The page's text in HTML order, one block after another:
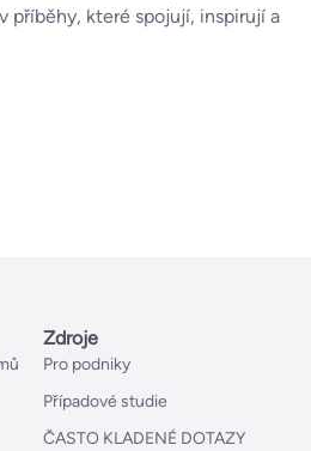
příběhy, které spojují, inspirují a
Zdroje
Pro podniky
Případové studie
ČASTO KLADENÉ DOTAZY